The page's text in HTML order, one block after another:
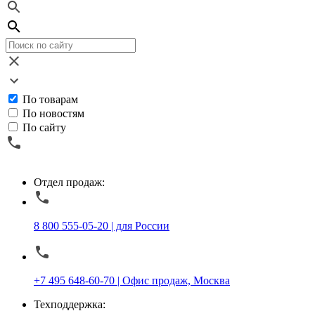
По товарам
По новостям
По сайту
Отдел продаж:
8 800 555-05-20 | для России
+7 495 648-60-70 | Офис продаж, Москва
Техподдержка: